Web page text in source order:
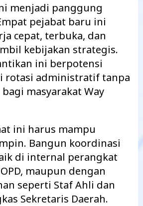
menjadi panggung
pejabat baru ini
cepat, terbuka, dan
kebijakan strategis.
ini berpotensi
rotasi administratif tanpa
masyarakat Way
ini harus mampu
Bangun koordinasi
di internal perangkat
maupun dengan
seperti Staf Ahli dan
Sekretaris Daerah.